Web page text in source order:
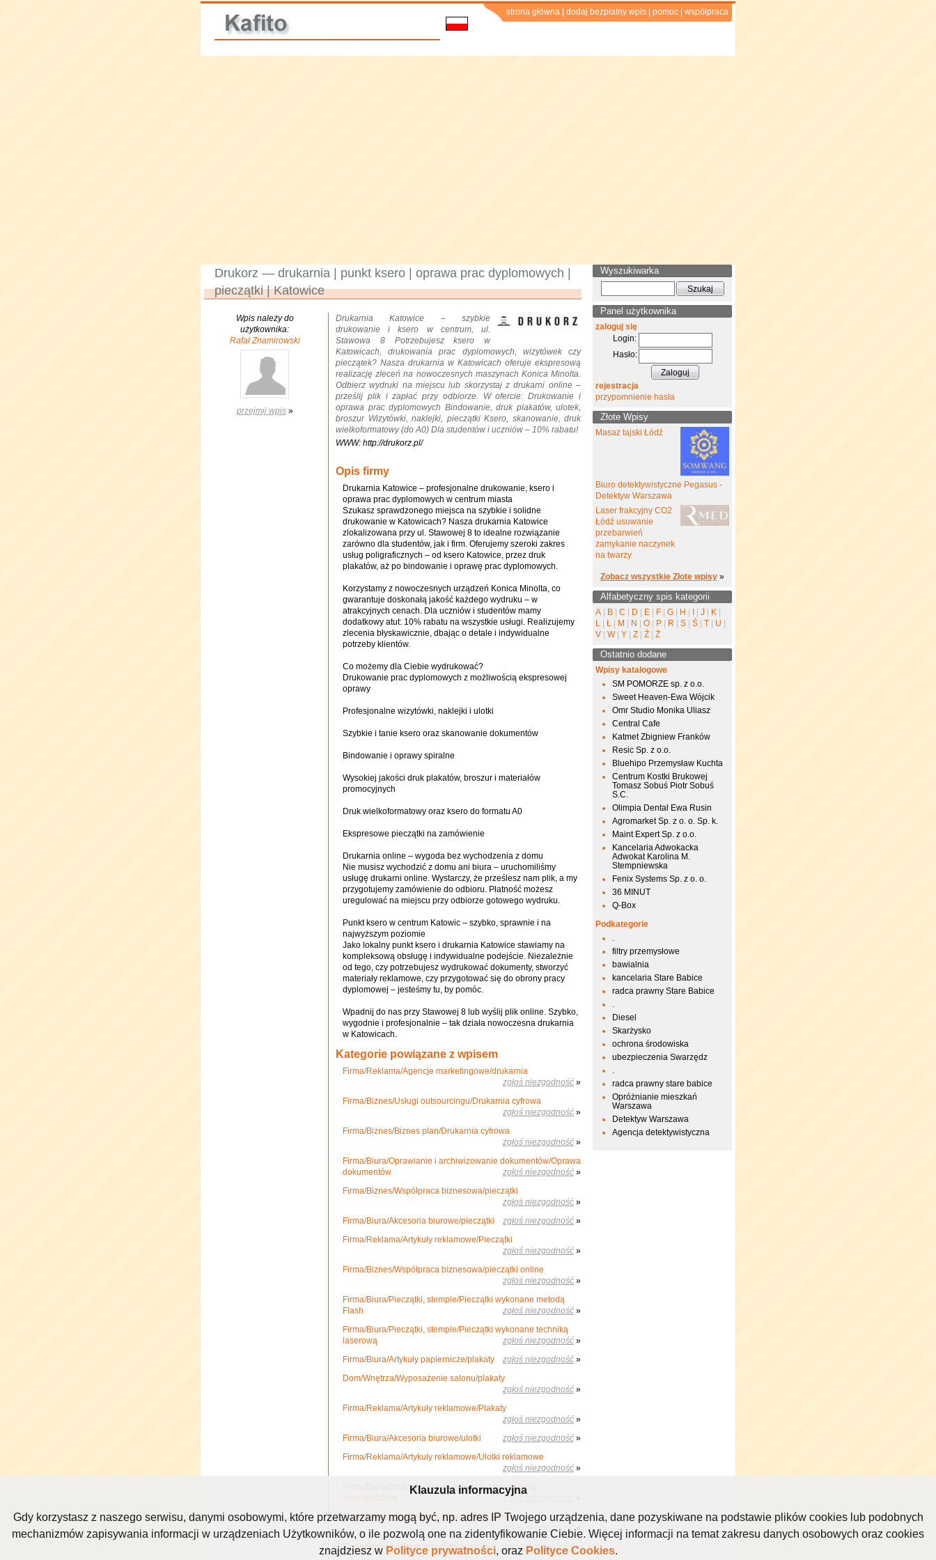
strona główna dodaj bezpłatny wpis pomoc współpraca
Drukorz — drukarnia | punkt ksero | oprawa prac dyplomowych |
pieczątki | Katowice
Wpis należy do
użytkownika:
Rafał Znamirowski
przejmij wpis»
Drukarnia Katowice – szybkie
drukowanie i ksero w centrum, ul.
Stawowa 8 Potrzebujesz ksero w
Katowicach, drukowania prac dyplomowych, wizytówek czy
pieczątek? Nasza drukarnia w Katowicach oferuje ekspresową
realizację zleceń na nowoczesnych maszynach Konica Minolta.
Odbierz wydruki na miejscu lub skorzystaj z drukarni online –
prześlij plik i zapłać przy odbiorze. W ofercie: Drukowanie i
oprawa prac dyplomowych Bindowanie, druk plakatów, ulotek,
broszur Wizytówki, naklejki, pieczątki Ksero, skanowanie, druk
wielkoformatowy (do A0) Dla studentów i uczniów – 10% rabatu!
WWW: http://drukorz.pl/
Opis firmy
Drukarnia Katowice – profesjonalne drukowanie, ksero i
oprawa prac dyplomowych w centrum miasta
Szukasz sprawdzonego miejsca na szybkie i solidne
drukowanie w Katowicach? Nasza drukarnia Katowice
zlokalizowana przy ul. Stawowej 8 to idealne rozwiązanie
zarówno dla studentów, jak i firm. Oferujemy szeroki zakres
usług poligraficznych – od ksero Katowice, przez druk
plakatów, aż po bindowanie i oprawę prac dyplomowych.
Korzystamy z nowoczesnych urządzeń Konica Minolta, co
gwarantuje doskonałą jakość każdego wydruku – w
atrakcyjnych cenach. Dla uczniów i studentów mamy
dodatkowy atut: 10% rabatu na wszystkie usługi. Realizujemy
zlecenia błyskawicznie, dbając o detale i indywidualne
potrzeby klientów.
Co możemy dla Ciebie wydrukować?
Drukowanie prac dyplomowych z możliwością ekspresowej
oprawy
Profesjonalne wizytówki, naklejki i ulotki
Szybkie i tanie ksero oraz skanowanie dokumentów
Bindowanie i oprawy spiralne
Wysokiej jakości druk plakatów, broszur i materiałów
promocyjnych
Druk wielkoformatowy oraz ksero do formatu A0
Ekspresowe pieczątki na zamówienie
Drukarnia online – wygoda bez wychodzenia z domu
Nie musisz wychodzić z domu ani biura – uruchomiliśmy
usługę drukarni online. Wystarczy, że prześlesz nam plik, a my
przygotujemy zamówienie do odbioru. Płatność możesz
uregulować na miejscu przy odbiorze gotowego wydruku.
Punkt ksero w centrum Katowic – szybko, sprawnie i na
najwyższym poziomie
Jako lokalny punkt ksero i drukarnia Katowice stawiamy na
kompleksową obsługę i indywidualne podejście. Niezależnie
od tego, czy potrzebujesz wydrukować dokumenty, stworzyć
materiały reklamowe, czy przygotować się do obrony pracy
dyplomowej – jesteśmy tu, by pomóc.
Wpadnij do nas przy Stawowej 8 lub wyślij plik online. Szybko,
wygodnie i profesjonalnie – tak działa nowoczesna drukarnia
w Katowicach.
Kategorie powiązane z wpisem
Firma/Reklama/Agencje marketingowe/drukarnia
zgłoś niezgodność »
Firma/Biznes/Usługi outsourcingu/Drukarnia cyfrowa
zgłoś niezgodność »
Firma/Biznes/Biznes plan/Drukarnia cyfrowa
zgłoś niezgodność »
Firma/Biura/Oprawianie i archiwizowanie dokumentów/Oprawa
dokumentów
zgłoś niezgodność »
Firma/Biznes/Współpraca biznesowa/pieczątki
zgłoś niezgodność »
Firma/Biura/Akcesoria biurowe/pieczątki
zgłoś niezgodność »
Firma/Reklama/Artykuły reklamowe/Pieczątki
zgłoś niezgodność »
Firma/Biznes/Współpraca biznesowa/pieczątki online
zgłoś niezgodność »
Firma/Biura/Pieczątki, stemple/Pieczątki wykonane metodą
Flash
zgłoś niezgodność »
Firma/Biura/Pieczątki, stemple/Pieczątki wykonane techniką
laserową
zgłoś niezgodność »
Firma/Biura/Artykuły papiernicze/plakaty
zgłoś niezgodność »
Dom/Wnętrza/Wyposażenie salonu/plakaty
zgłoś niezgodność »
Firma/Reklama/Artykuły reklamowe/Plakaty
zgłoś niezgodność »
Firma/Biura/Akcesoria biurowe/ulotki
zgłoś niezgodność »
Firma/Reklama/Artykuły reklamowe/Ulotki reklamowe
zgłoś niezgodność »
Firma/Biura/Drukarki i kserokopiarki w biurze/Usługi
zgłoś niezgodność
»
Firma/Reklama/Artykuły reklamowe/Wizytówki
zgłoś niezgodność »
Firma/Reklama/Drukarnie/Zaproszenia
zgłoś niezgodność»
Wyszukiwarka
Panel użytkownika
zaloguj się
Login:
Hasło:
rejestracja
przypomnienie hasła
Złote Wpisy
Masaż tajski Łódź
Biuro detektywistyczne Pegasus -
Detektyw Warszawa
Laser frakcyjny CO2
Łódź usuwanie
przebarwień
zamykanie naczynek
na twarzy
Zobacz wszystkie Złote wpisy »
Alfabetyczny spis kategorii
A B C D E F G H J K
L
Ł M N O P R S Ś T U
V
W Y Z Ź Ż
Ostatnio dodane
Wpisy katalogowe
SM POMORZE sp. z o.o.
Sweet Heaven-Ewa Wójcik
Omr Studio Monika Uliasz
Central Cafe
Katmet Zbigniew Franków
Resic Sp. z o.o.
Bluehipo Przemysław Kuchta
Centrum Kostki Brukowej
Tomasz Sobuś Piotr Sobuś
S.C.
Olimpia Dental Ewa Rusin
Agromarket Sp. z o. o. Sp. k.
Maint Expert Sp. z o.o.
Kancelaria Adwokacka
Adwokat Karolina M.
Stempniewska
Fenix Systems Sp. z o. o.
36 MINUT
Q-Box
Podkategorie
.
filtry przemysłowe
bawialnia
kancelaria Stare Babice
radca prawny Stare Babice
.
Diesel
Skarżysko
ochrona środowiska
ubezpieczenia Swarzędz
.
radca prawny stare babice
Opróżnianie mieszkań
Warszawa
Detektyw Warszawa
Agencja detektywistyczna
Klauzula informacyjna
Gdy korzystasz z naszego serwisu, danymi osobowymi, które przetwarzamy mogą być, np. adres IP Twojego urządzenia, dane pozyskiwane na podstawie plików cookies lub podobnych
mechanizmów zapisywania informacji w urządzeniach Użytkowników, o ile pozwolą one na zidentyfikowanie Ciebie. Więcej informacji na temat zakresu danych osobowych oraz cookies
znajdziesz w Polityce prywatności, oraz Polityce Cookies.